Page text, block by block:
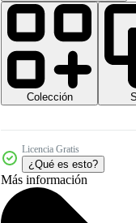
Colección
Licencia Gratis
¿Qué es esto?
Más información